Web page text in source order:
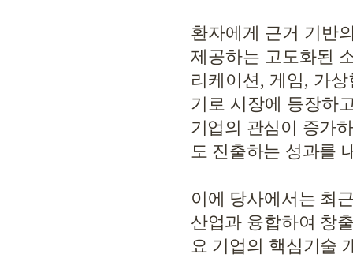
환자에게 근거 기반
제공하는 고도화된
리케이션, 게임, 가상
기로 시장에 등장하
기업의 관심이 증가
도 진출하는 성과를
이에 당사에서는 최
산업과 융합하여 창
요 기업의 핵심기술